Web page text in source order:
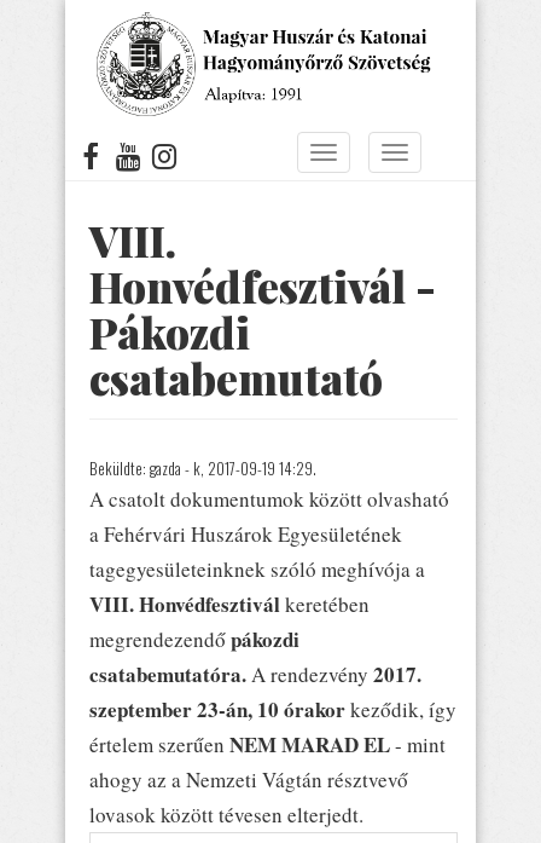
Navigáció
Navigáció
VIII.
Honvédfesztivál -
Pákozdi
csatabemutató
Beküldte: gazda - k, 2017-09-19 14:29.
A csatolt dokumentumok között olvasható
a Fehérvári Huszárok Egyesületének
tagegyesületeinknek szóló meghívója a
VIII. Honvédfesztiválkeretében
megrendezendőpákozdi
csatabemutatóra. A rendezvény 2017.
szeptember 23-án, 10 órakorkeződik, így
értelem szerűen NEM MARAD EL- mint
ahogy az a Nemzeti Vágtán résztvevő
lovasok között tévesen elterjedt.